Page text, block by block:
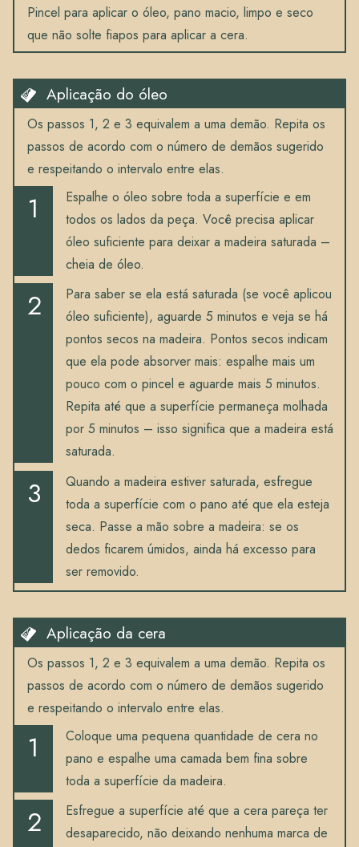
Pincel para aplicar o óleo, pano macio, limpo e seco
que não solte fiapos para aplicar a cera.
Aplicação do óleo
Os passos 1, 2 e 3 equivalem a uma demão. Repita os
passos de acordo com o número de demãos sugerido
e respeitando o intervalo entre elas.
Espalhe o óleo sobre toda a superfície e em
todos os lados da peça. Você precisa aplicar
óleo suficiente para deixar a madeira saturada –
cheia de óleo.
Para saber se ela está saturada (se você aplicou
óleo suficiente), aguarde 5 minutos e veja se há
pontos secos na madeira. Pontos secos indicam
que ela pode absorver mais: espalhe mais um
pouco com o pincel e aguarde mais 5 minutos.
Repita até que a superfície permaneça molhada
por 5 minutos – isso significa que a madeira está
saturada.
Quando a madeira estiver saturada, esfregue
toda a superfície com o pano até que ela esteja
seca. Passe a mão sobre a madeira: se os
dedos ficarem úmidos, ainda há excesso para
ser removido.
Aplicação da cera
Os passos 1, 2 e 3 equivalem a uma demão. Repita os
passos de acordo com o número de demãos sugerido
e respeitando o intervalo entre elas.
Coloque uma pequena quantidade de cera no
pano e espalhe uma camada bem fina sobre
toda a superfície da madeira.
Esfregue a superfície até que a cera pareça ter
desaparecido, não deixando nenhuma marca de